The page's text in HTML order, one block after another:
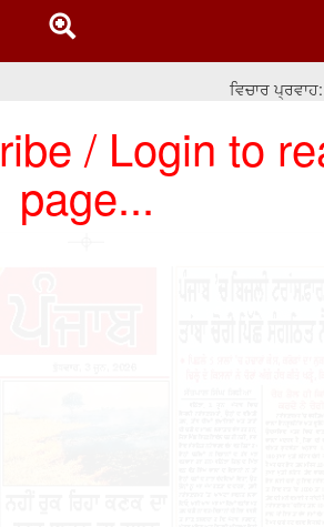
ਵਿਚਾਰ ਪ੍ਰਵਾਹ:
/ Login to
page...